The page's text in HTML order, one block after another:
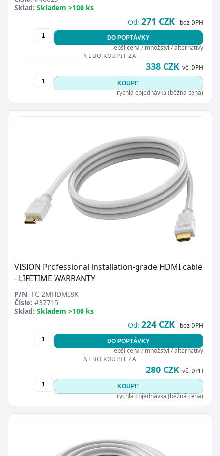
Sklad: Skladem >100 ks
Od: 271 CZK bez DPH
DO POPTÁVKY
lepší cena / množství / alternativy
NEBO KOUPIT ZA
338 CZK vč. DPH
KOUPIT
rychlá objednávka (běžná cena)
VISION Professional installation-grade HDMI cable
- LIFETIME WARRANTY
P/N: TC 2MHDMI8K
Číslo: #37715
Sklad: Skladem >100 ks
Od: 224 CZK bez DPH
DO POPTÁVKY
lepší cena / množství / alternativy
NEBO KOUPIT ZA
280 CZK vč. DPH
KOUPIT
rychlá objednávka (běžná cena)